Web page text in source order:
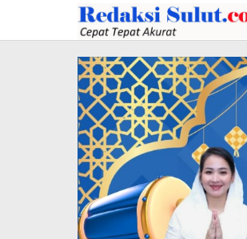
konten